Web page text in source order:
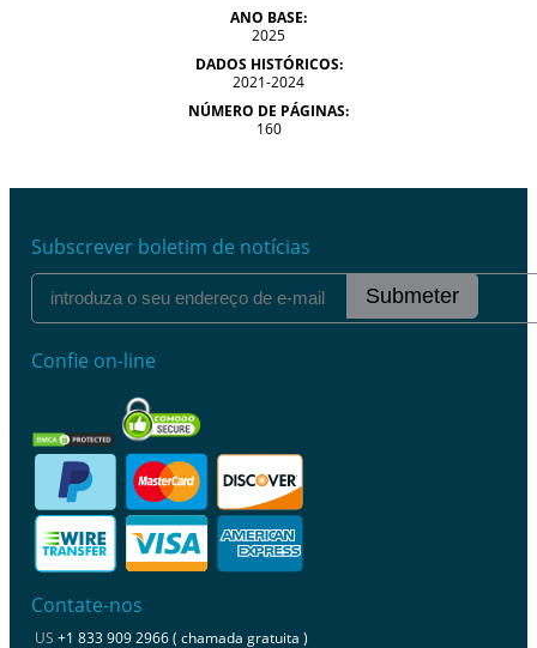
ANO BASE:
2025
DADOS HISTÓRICOS:
2021-2024
NÚMERO DE PÁGINAS:
160
Subscrever boletim de notícias
Submeter
Confie on-line
Contate-nos
US +1 833 909 2966 ( chamada gratuita )